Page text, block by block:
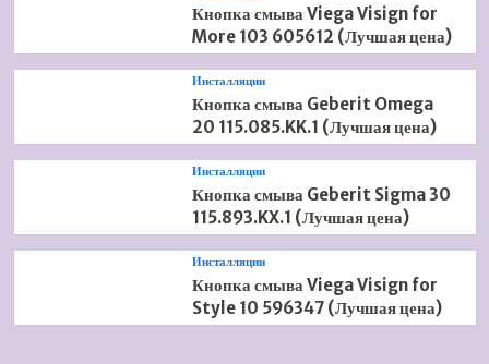
Кнопка смыва Viega Visign for
More 103 605612 (Лучшая цена)
Инсталляции
Кнопка смыва Geberit Omega
20 115.085.KK.1 (Лучшая цена)
Инсталляции
Кнопка смыва Geberit Sigma 30
115.893.KX.1 (Лучшая цена)
Инсталляции
Кнопка смыва Viega Visign for
Style 10 596347 (Лучшая цена)